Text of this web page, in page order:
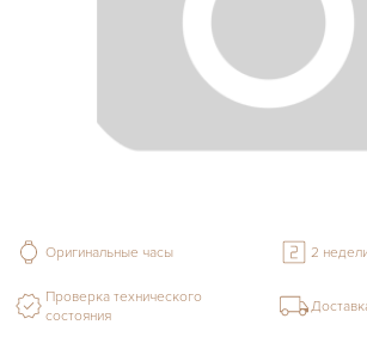
Оригинальные часы 2
Проверка технического
состояния